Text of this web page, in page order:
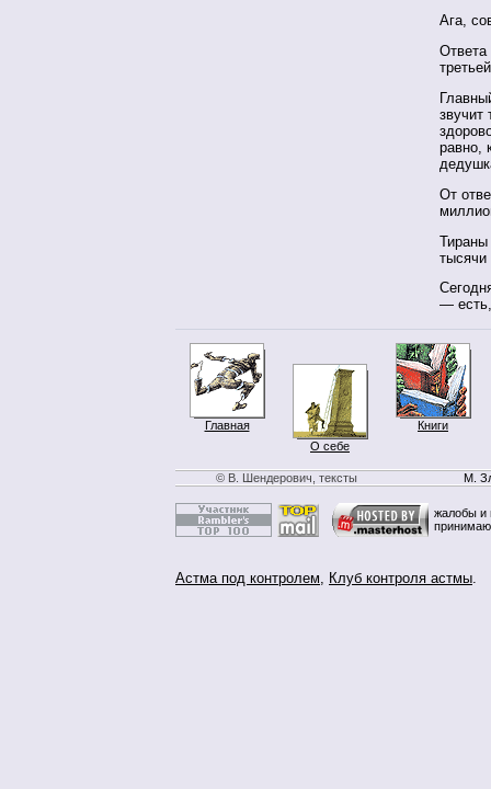
Ага,
Ответа
звучит
равно,
От
Тираны
тысячи
—
Главная
О себе
Книги
© В. Шендерович, тексты М.
жалобы и
Астма под контролем, Клуб контроля астмы.